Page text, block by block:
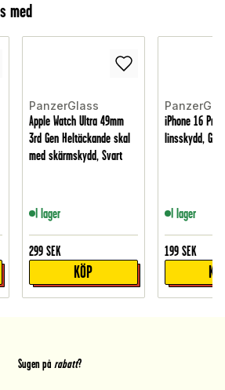
med
PanzerGlass
Apple Watch Ultra 49mm
3rd Gen Heltäckande skal
med skärmskydd, Svart
I lager
299 SEK
KÖP
iPhone 16 Pro
linsskydd,
I lager
199 SEK
Sugen på rabatt?